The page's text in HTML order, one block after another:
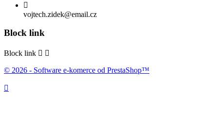

vojtech.zidek@email.cz
Block link
Block link  
© 2026 - Software e-komerce od PrestaShop™
